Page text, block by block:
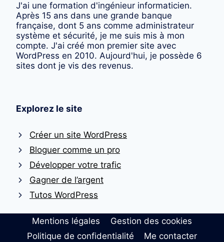
J'ai une formation d'ingénieur informaticien.
Après 15 ans dans une grande banque
française, dont 5 ans comme administrateur
système et sécurité, je me suis mis à mon
compte. J'ai créé mon premier site avec
WordPress en 2010. Aujourd'hui, je possède 6
sites dont je vis des revenus.
Explorez le site
Créer un site WordPress
Bloguer comme un pro
Développer votre trafic
Gagner de l’argent
Tutos WordPress
Mentions légales
Gestion des cookies
Politique de confidentialité
Me contacter